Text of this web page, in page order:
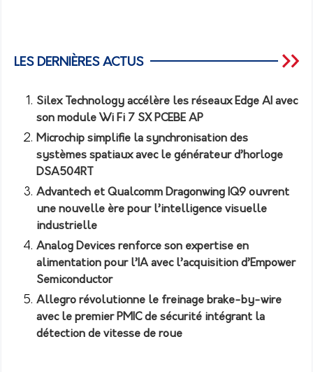
LES DERNIÈRES ACTUS
Silex Technology accélère les réseaux Edge AI avec
son module Wi Fi 7 SX PCEBE AP
Microchip simplifie la synchronisation des
systèmes spatiaux avec le générateur d’horloge
DSA504RT
Advantech et Qualcomm Dragonwing IQ9 ouvrent
une nouvelle ère pour l’intelligence visuelle
industrielle
Analog Devices renforce son expertise en
alimentation pour l’IA avec l’acquisition d’Empower
Semiconductor
Allegro révolutionne le freinage brake-by-wire
avec le premier PMIC de sécurité intégrant la
détection de vitesse de roue